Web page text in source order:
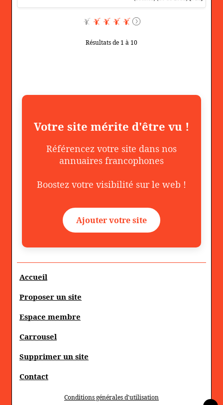
Résultats de 1 à 10
Votre site mérite d'être vu !
Référencez votre site dans nos
annuaires francophones
Boostez votre visibilité sur le web !
Ajouter votre site
Accueil
Proposer un site
Espace membre
Carrousel
Supprimer un site
Contact
Conditions générales d'utilisation